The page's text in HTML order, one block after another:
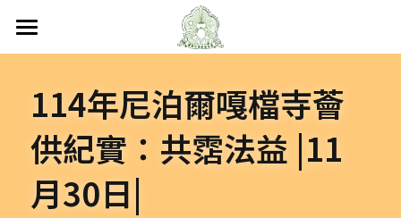
首頁
關於嘎檔
認識嘎檔
傳承祖師
嘎檔修行
嘎檔經藏
弘法日誌
114年尼泊爾嘎檔寺薈
供紀實：共霑法益 |11
月30日|